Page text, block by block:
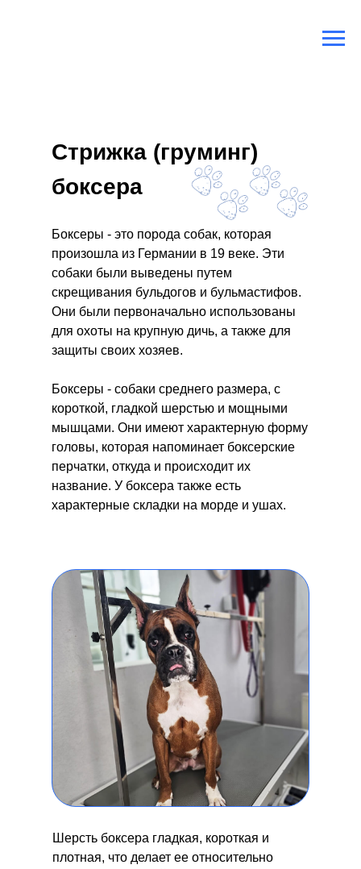
Стрижка (груминг)
боксера
Боксеры - это порода собак, которая
произошла из Германии в 19 веке. Эти
собаки были выведены путем
скрещивания бульдогов и бульмастифов.
Они были первоначально использованы
для охоты на крупную дичь, а также для
защиты своих хозяев.
Боксеры - собаки среднего размера, с
короткой, гладкой шерстью и мощными
мышцами. Они имеют характерную форму
головы, которая напоминает боксерские
перчатки, откуда и происходит их
название. У боксера также есть
характерные складки на морде и ушах.
Шерсть боксера гладкая, короткая и
плотная, что делает ее относительно